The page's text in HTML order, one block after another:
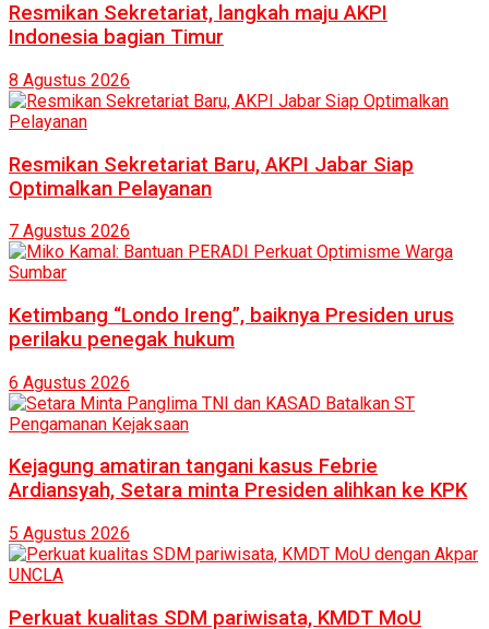
Resmikan Sekretariat, langkah maju AKPI
Indonesia bagian Timur
8 Agustus 2026
Resmikan Sekretariat Baru, AKPI Jabar Siap
Optimalkan Pelayanan
7 Agustus 2026
Ketimbang “Londo Ireng”, baiknya Presiden urus
perilaku penegak hukum
6 Agustus 2026
Kejagung amatiran tangani kasus Febrie
Ardiansyah, Setara minta Presiden alihkan ke KPK
5 Agustus 2026
Perkuat kualitas SDM pariwisata, KMDT MoU